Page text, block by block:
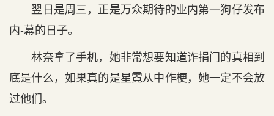
翌日是周三，正是万众期待的业内第一狗仔发布
内-幕的日子。
林奈拿了手机，她非常想要知道诈捐门的真相到
底是什么，如果真的是星霓从中作梗，她一定不会放
过他们。